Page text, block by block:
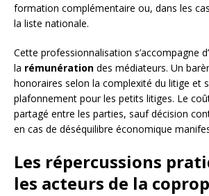
formation complémentaire ou, dans les
la liste nationale.
Cette professionnalisation s’accompagne
la rémunération des médiateurs. Un
honoraires selon la complexité du litige et
plafonnement pour les petits litiges. Le
partagé entre les parties, sauf décision
en cas de déséquilibre économique
Les répercussions
les acteurs de la